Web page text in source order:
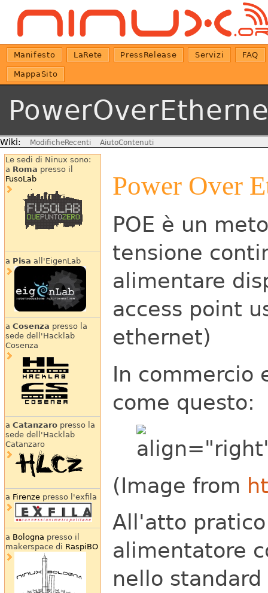
Manifesto LaRete PressRelease Servizi FAQ
MappaSito
Wiki: ModificheRecenti AiutoContenuti
Le sedi di Ninux sono:
a Roma presso il
FusoLab
a Pisa all'EigenLab
a Cosenza presso la
sede dell'Hacklab
Cosenza
a Catanzaropresso la
sede dell'Hacklab
Catanzaro
a Firenzepresso l'exfila
a Bologna presso il
makerspace di RaspiBO
Power Over
POE è un
tensione
alimentare
access point
ethernet)
In commercio
come questo:
(Image from
All'atto
alimentatore
nello